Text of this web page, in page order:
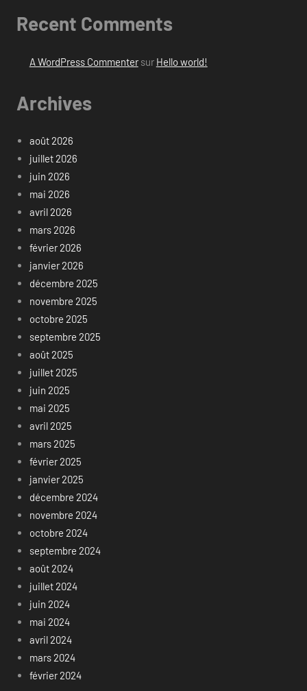
Recent Comments
A WordPress Commentersur Hello world!
Archives
août 2026
juillet 2026
juin 2026
mai 2026
avril 2026
mars 2026
février 2026
janvier 2026
décembre 2025
novembre 2025
octobre 2025
septembre 2025
août 2025
juillet 2025
juin 2025
mai 2025
avril 2025
mars 2025
février 2025
janvier 2025
décembre 2024
novembre 2024
octobre 2024
septembre 2024
août 2024
juillet 2024
juin 2024
mai 2024
avril 2024
mars 2024
février 2024